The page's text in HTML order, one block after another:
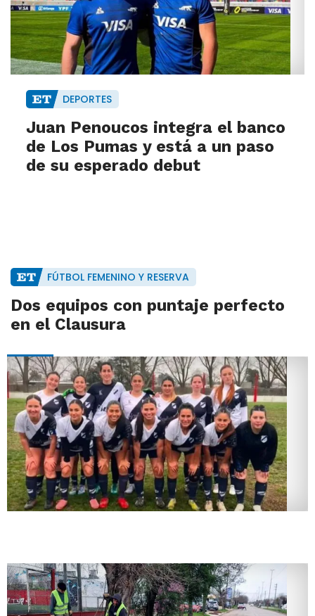
DEPORTES
Juan Penoucos integra el banco
de Los Pumas y está a un paso
de su esperado debut
FÚTBOL FEMENINO Y RESERVA
Dos equipos con puntaje perfecto
en el Clausura